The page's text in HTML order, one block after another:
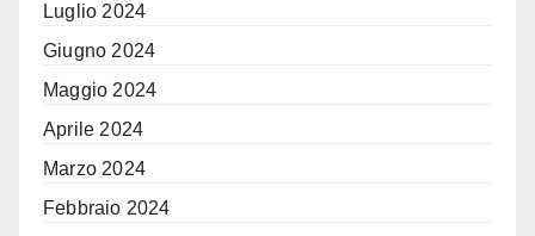
Luglio 2024
Giugno 2024
Maggio 2024
Aprile 2024
Marzo 2024
Febbraio 2024